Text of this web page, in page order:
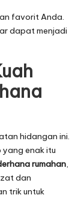
favorit Anda.
dapat menjadi
hidangan ini.
yang enak itu
rumahan,
dan
trik untuk